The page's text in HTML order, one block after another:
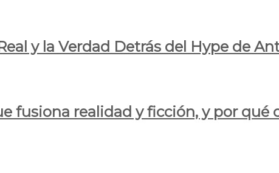
y la Verdad Detrás del Hype de
fusiona realidad y ficción, y por qué